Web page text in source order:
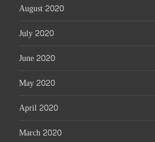
August 2020
July 2020
June 2020
May 2020
April 2020
March 2020